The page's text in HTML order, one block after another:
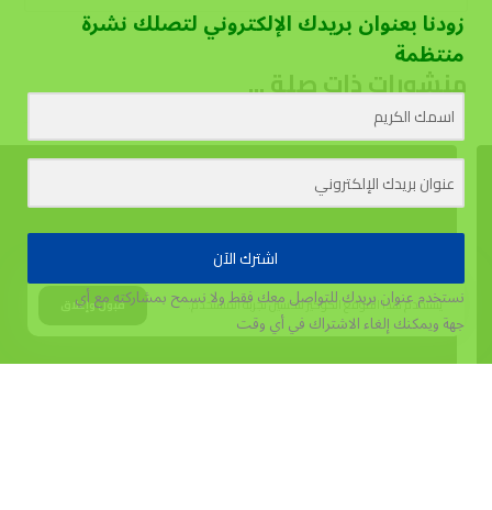
منشورات ذات صلة ...
يستخدم هذا الموقع الكوكيز لتحسين تجربة المستخدم. قبول وإغلاق
زودنا بعنوان بريدك الإلكتروني لتصلك نشرة
منتظمة
اشترك الآن
نستخدم عنوان بريدك للتواصل معك فقط ولا نسمح بمشاركته مع أي
جهةويمكنك إلغاء الاشتراك في أي وقت